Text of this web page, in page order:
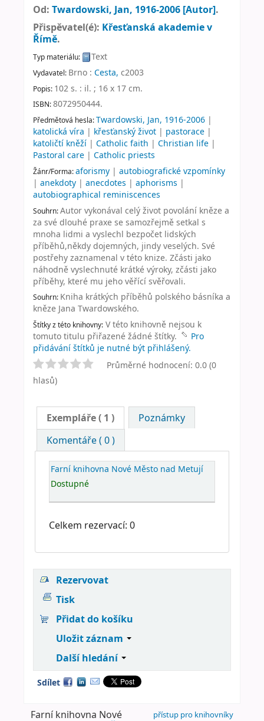
Od: Twardowski, Jan, 1916-2006 [Autor].
Přispěvatel(é): Křesťanská akademie v
Římě.
Typ materiálu: Text
Vydavatel: Brno : Cesta, c2003
Popis: 102 s. : il. ; 16 x 17 cm.
ISBN:8072950444.
Předmětová hesla:Twardowski, Jan, 1916-2006 |
katolická víra | křesťanský život | pastorace |
katoličtí kněží | Catholic faith | Christian life |
Pastoral care | Catholic priests
Žánr/Forma:aforismy | autobiografické vzpomínky
| anekdoty | anecdotes | aphorisms |
autobiographical reminiscences
Souhrn:Autor vykonával celý život povolání kněze a
za své dlouhé praxe se samozřejmě setkal s
mnoha lidmi a vyslechl bezpočet lidských
příběhů,někdy dojemných, jindy veselých. Své
postřehy zaznamenal v této knize. Zčásti jako
náhodně vyslechnuté krátké výroky, zčásti jako
příběhy, které mu jeho věřící svěřovali.
Souhrn: Kniha krátkých příběhů polského básníka a
kněze Jana Twardowského.
Štítky z této knihovny: V této knihovně nejsou k
tomuto titulu přiřazené žádné štítky.
Pro
přidávání štítků je nutné být přihlášený.
Průměrné hodnocení: 0.0 (0
hlasů)
Exempláře( 1 )
Poznámky
Komentáře ( 0 )
Farní knihovna Nové Město nad Metují
Dostupné
Celkem rezervací: 0
Rezervovat
Tisk
Přidat do košíku
Uložit záznam
Další hledání
Sdílet
přístup pro knihovníky
Farní knihovna Nové